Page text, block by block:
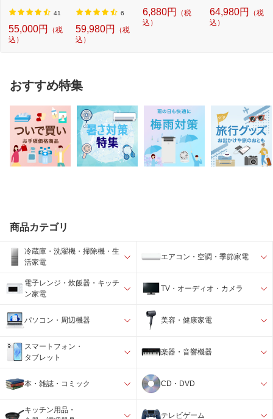
41
55,000円
（税
込）
6
59,980円
（税
込）
6,880円
（税
込）
64,980円
（税
込）
おすすめ特集
商品カテゴリ
冷蔵庫・洗濯機・掃除機・生
活家電
エアコン・空調・季節家電
電子レンジ・炊飯器・キッチ
ン家電
TV・オーディオ・カメラ
パソコン・周辺機器 美容・健康家電
スマートフォン・
タブレット
楽器・音響機器
本・雑誌・コミック CD・DVD
キッチン用品・
テレビゲーム